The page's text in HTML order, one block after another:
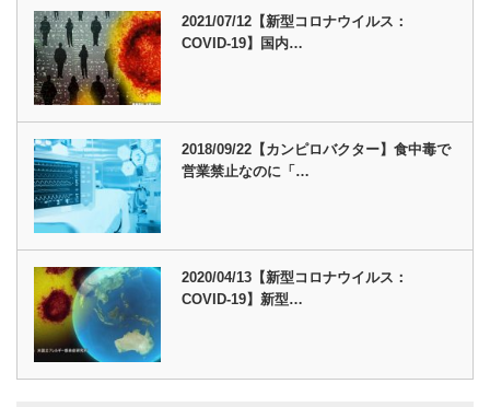
2021/07/12【新型コロナウイルス：
COVID-19】国内…
2018/09/22【カンピロバクター】食中毒で
営業禁止なのに「…
2020/04/13【新型コロナウイルス：
COVID-19】新型…